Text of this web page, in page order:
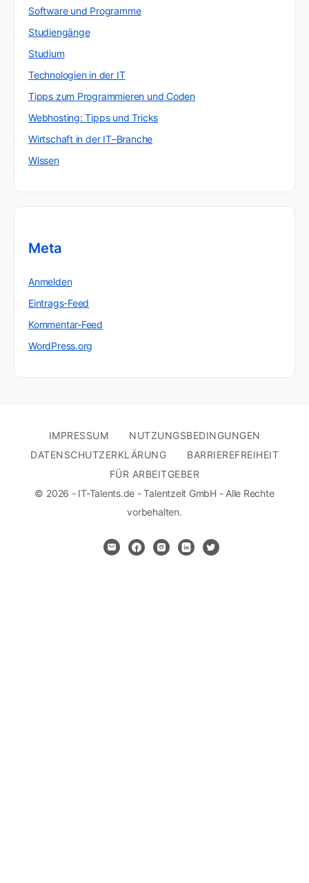
Software und Programme
Studiengänge
Studium
Technologien in der IT
Tipps zum Programmieren und Coden
Webhosting: Tipps und Tricks
Wirtschaft in der IT–Branche
Wissen
Meta
Anmelden
Eintrags-Feed
Kommentar-Feed
WordPress.org
IMPRESSUM
NUTZUNGSBEDINGUNGEN
DATENSCHUTZERKLÄRUNG
BARRIEREFREIHEIT
FÜR ARBEITGEBER
© 2026 - IT-Talents.de - Talentzeit GmbH - Alle Rechte
vorbehalten.